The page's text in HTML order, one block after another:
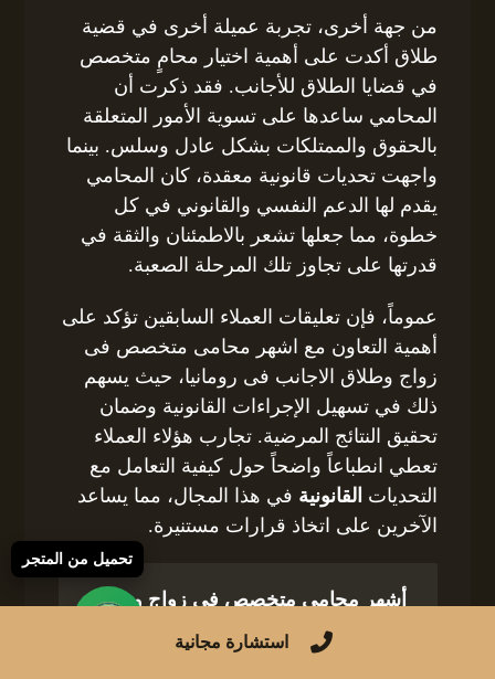
من جهة أخرى، تجربة عميلة أخرى في قضية
طلاق أكدت على أهمية اختيار محامٍ متخصص
في قضايا الطلاق للأجانب. فقد ذكرت أن
المحامي ساعدها على تسوية الأمور المتعلقة
بالحقوق والممتلكات بشكل عادل وسلس. بينما
واجهت تحديات قانونية معقدة، كان المحامي
يقدم لها الدعم النفسي والقانوني في كل
خطوة، مما جعلها تشعر بالاطمئنان والثقة في
قدرتها على تجاوز تلك المرحلة الصعبة.
عموماً، فإن تعليقات العملاء السابقين تؤكد على
أهمية التعاون مع اشهر محامى متخصص فى
زواج وطلاق الاجانب فى رومانيا، حيث يسهم
ذلك في تسهيل الإجراءات القانونية وضمان
تحقيق النتائج المرضية. تجارب هؤلاء العملاء
تعطي انطباعاً واضحاً حول كيفية التعامل مع
التحديات القانونية في هذا المجال، مما يساعد
الآخرين على اتخاذ قرارات مستنيرة.
أشهر محامي متخصص في زواج وطلاق
الأجانب في بلغاريا
استشارة مجانية
تحميل من المتجر